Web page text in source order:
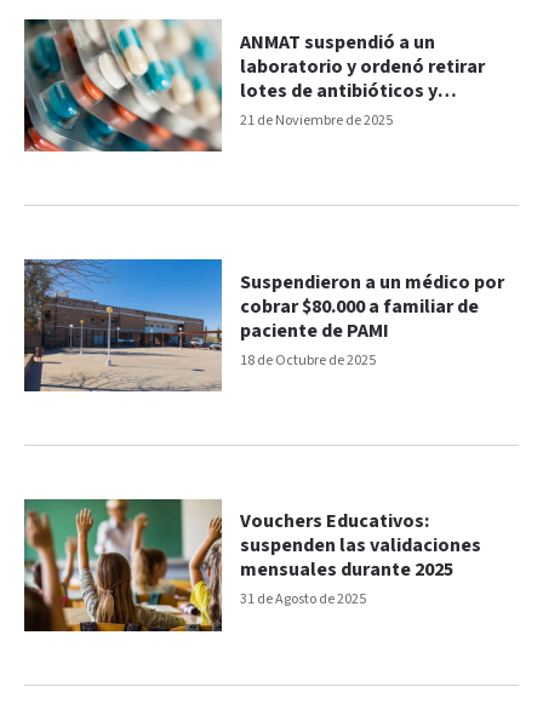
21 de Noviembre de 2025
ANMAT suspendió a un
laboratorio y ordenó retirar
lotes de antibióticos y
antiinflamatorios
18 de Octubre de 2025
Suspendieron a un médico por
cobrar $80.000 a familiar de
paciente de PAMI
31 de Agosto de 2025
Vouchers Educativos:
suspenden las validaciones
mensuales durante 2025